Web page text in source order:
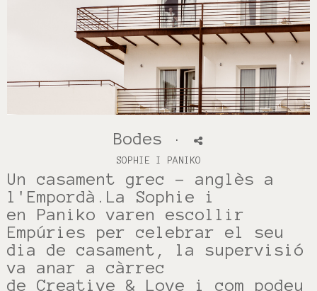
Bodes ·
SOPHIE I PANIKO
Un casament grec - anglès a
l'Empordà.La Sophie i
en Paniko varen escollir
Empúries per celebrar el seu
dia de casament, la supervisió
va anar a càrrec
de Creative & Love i com podeu